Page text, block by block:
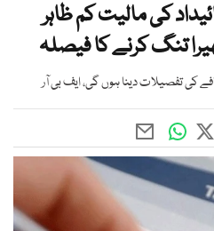
کی مالیت کم ظاہر
تنگ کرنے کا فیصلہ
کی تفصیلات دینا ہوں گی، ایف بی آر